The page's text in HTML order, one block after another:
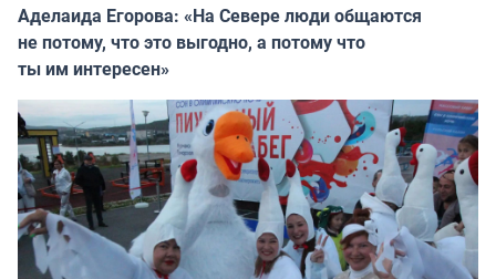
Аделаида Егорова: «На Севере люди общаются
не потому, что это выгодно, а потому что
ты им интересен»